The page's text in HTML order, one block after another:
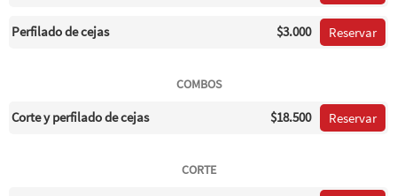
Perfilado de cejas $3.000 Reservar
COMBOS
Corte y perfilado de cejas $18.500 Reservar
CORTE